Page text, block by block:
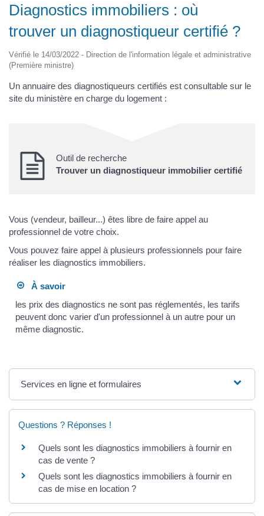
Diagnostics immobiliers : où
trouver un diagnostiqueur certifié ?
Vérifié le 14/03/2022 - Direction de l'information légale et administrative
(Première ministre)
Un annuaire des diagnostiqueurs certifiés est consultable sur le
site du ministère en charge du logement :
Outil de recherche
Trouver un diagnostiqueur immobilier certifié
Vous (vendeur, bailleur...) êtes libre de faire appel au
professionnel de votre choix.
Vous pouvez faire appel à plusieurs professionnels pour faire
réaliser les diagnostics immobiliers.
À savoir
les prix des diagnostics ne sont pas réglementés, les tarifs
peuvent donc varier d'un professionnel à un autre pour un
même diagnostic.
Services en ligne et formulaires
Questions ? Réponses !
Quels sont les diagnostics immobiliers à fournir en
cas de vente ?
Quels sont les diagnostics immobiliers à fournir en
cas de mise en location ?